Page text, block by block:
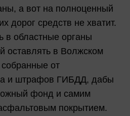
а вот на полноценный
дорог средств не хватит.
в областные органы
оставлять в Волжском
от
и штрафов ГИБДД, дабы
фонд и самим
покрытием.